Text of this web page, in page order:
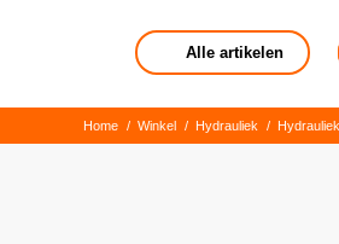
Alle artikelen
Home / Winkel / Hydrauliek /